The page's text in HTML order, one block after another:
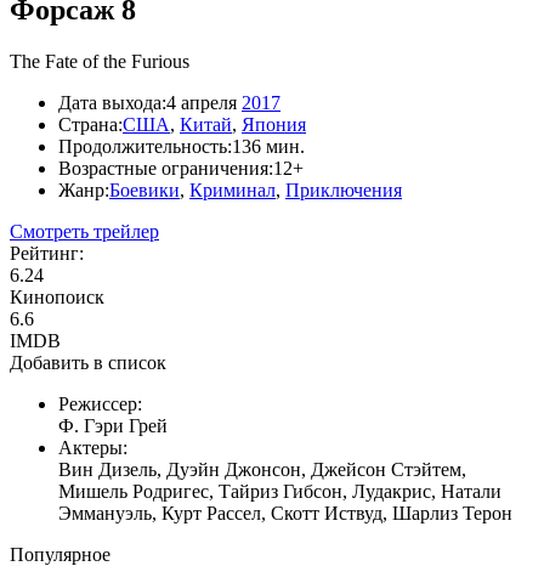
Форсаж 8
The Fate of the Furious
Дата выхода:4 апреля 2017
Страна:США, Китай, Япония
Продолжительность:136 мин.
Возрастные ограничения:12+
Жанр:Боевики, Криминал, Приключения
Смотреть трейлер
Рейтинг:
6.24
Кинопоиск
6.6
IMDB
Добавить в список
Режиссер:
Ф. Гэри Грей
Актеры:
Вин Дизель, Дуэйн Джонсон, Джейсон Стэйтем,
Мишель Родригес, Тайриз Гибсон, Лудакрис, Натали
Эммануэль, Курт Рассел, Скотт Иствуд, Шарлиз Терон
Популярное